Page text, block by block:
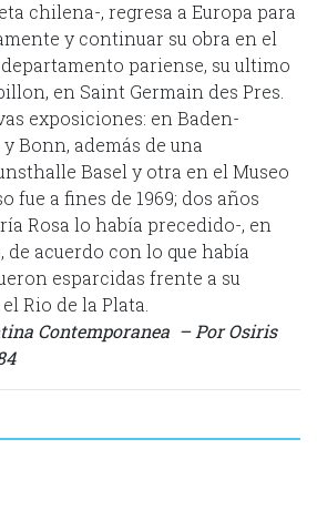
chilena-, regresa a Europa para
y continuar su obra en el
pariense, su ultimo
en Saint Germain des Pres.
exposiciones: en Baden-
Bonn, además de una
Basel y otra en el Museo
fue a fines de 1969; dos años
Rosa lo había precedido-, en
de acuerdo con lo que había
esparcidas frente a su
Rio de la Plata.
Contemporanea – Por Osiris